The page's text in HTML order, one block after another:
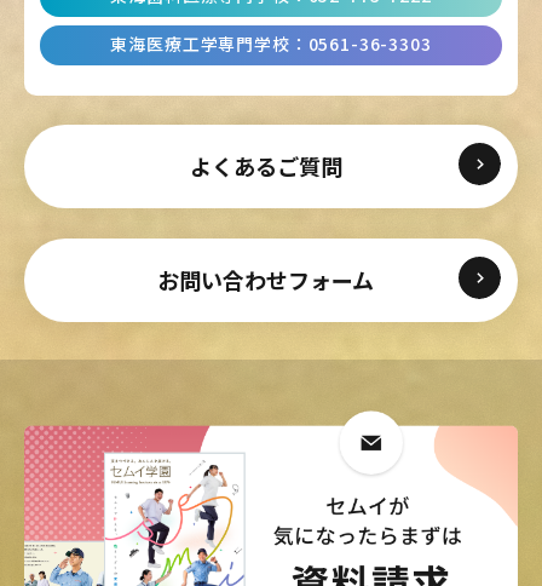
よくあるご質問
お問い合わせフォーム
東海医療工学専門学校 ： 0561-36-3303